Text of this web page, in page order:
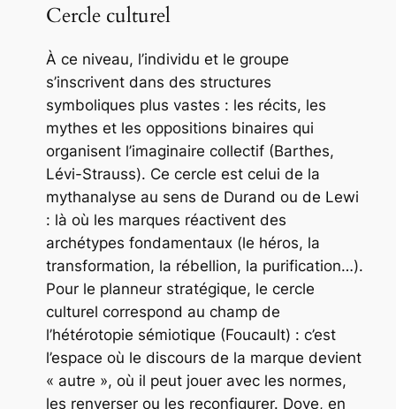
Cercle culturel
À ce niveau, l’individu et le groupe
s’inscrivent dans des structures
symboliques plus vastes : les récits, les
mythes et les oppositions binaires qui
organisent l’imaginaire collectif (Barthes,
Lévi-Strauss). Ce cercle est celui de la
mythanalyse au sens de Durand ou de Lewi
: là où les marques réactivent des
archétypes fondamentaux (le héros, la
transformation, la rébellion, la purification…).
Pour le planneur stratégique, le cercle
culturel correspond au champ de
l’hétérotopie sémiotique (Foucault) : c’est
l’espace où le discours de la marque devient
« autre », où il peut jouer avec les normes,
les renverser ou les reconfigurer. Dove, en